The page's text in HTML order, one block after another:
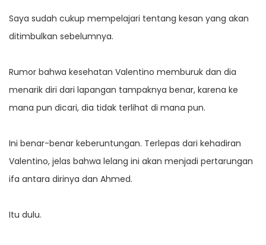
Saya sudah cukup mempelajari tentang kesan yang akan
ditimbulkan sebelumnya.
Rumor bahwa kesehatan Valentino memburuk dan dia
menarik diri dari lapangan tampaknya benar, karena ke
mana pun dicari, dia tidak terlihat di mana pun.
Ini benar-benar keberuntungan. Terlepas dari kehadiran
Valentino, jelas bahwa lelang ini akan menjadi pertarungan
ifa antara dirinya dan Ahmed.
Itu dulu.